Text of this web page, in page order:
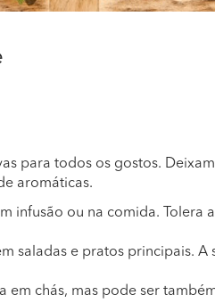
para todos os gostos.
aromáticas.
infusão ou na comida. Tolera
saladas e pratos principais.
em chás, mas pode ser